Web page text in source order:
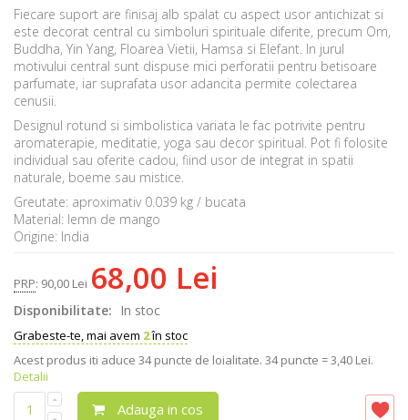
Fiecare suport are finisaj alb spalat cu aspect usor antichizat si
este decorat central cu simboluri spirituale diferite, precum Om,
Buddha, Yin Yang, Floarea Vietii, Hamsa si Elefant. In jurul
motivului central sunt dispuse mici perforatii pentru betisoare
parfumate, iar suprafata usor adancita permite colectarea
cenusii.
Designul rotund si simbolistica variata le fac potrivite pentru
aromaterapie, meditatie, yoga sau decor spiritual. Pot fi folosite
individual sau oferite cadou, fiind usor de integrat in spatii
naturale, boeme sau mistice.
Greutate: aproximativ 0.039 kg / bucata
Material: lemn de mango
Origine: India
PRP: 90,00 Lei 68,00 Lei
Disponibilitate: In stoc
Grabeste-te, mai avem 2în stoc
Acest produs iti aduce 34puncte de loialitate. 34 puncte = 3,40 Lei.
Detalii
Adauga in cos